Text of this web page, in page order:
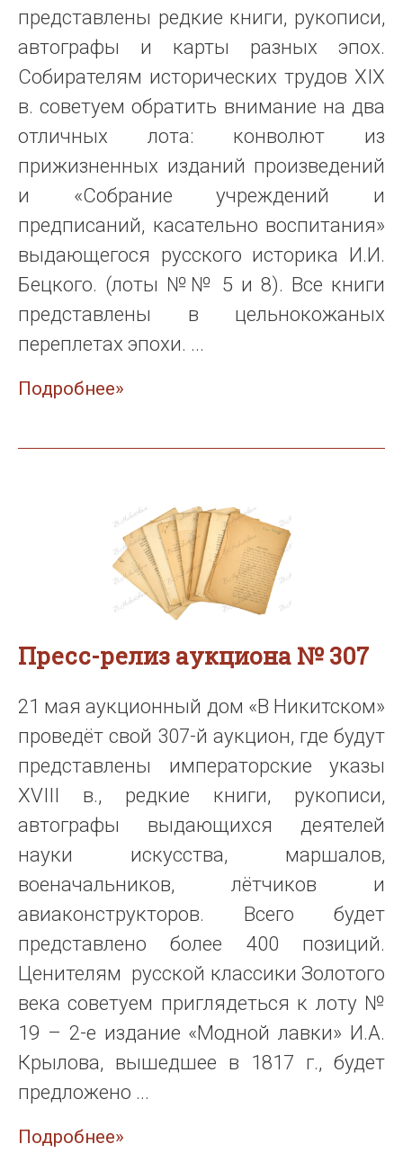
представлены редкие книги, рукописи,
автографы и карты разных эпох.
Собирателям исторических трудов XIX
в. советуем обратить внимание на два
отличных лота: конволют из
прижизненных изданий произведений
и «Собрание учреждений и
предписаний, касательно воспитания»
выдающегося русского историка И.И.
Бецкого. (лоты №№ 5 и 8). Все книги
представлены в цельнокожаных
переплетах эпохи. ...
Подробнее»
Пресс-релиз аукциона № 307
21 мая аукционный дом «В Никитском»
проведёт свой 307-й аукцион, где будут
представлены императорские указы
XVIII в., редкие книги, рукописи,
автографы выдающихся деятелей
науки искусства, маршалов,
военачальников, лётчиков и
авиаконструкторов. Всего будет
представлено более 400 позиций.
Ценителям русской классики Золотого
века советуем приглядеться к лоту №
19 – 2-е издание «Модной лавки» И.А.
Крылова, вышедшее в 1817 г., будет
предложено ...
Подробнее»